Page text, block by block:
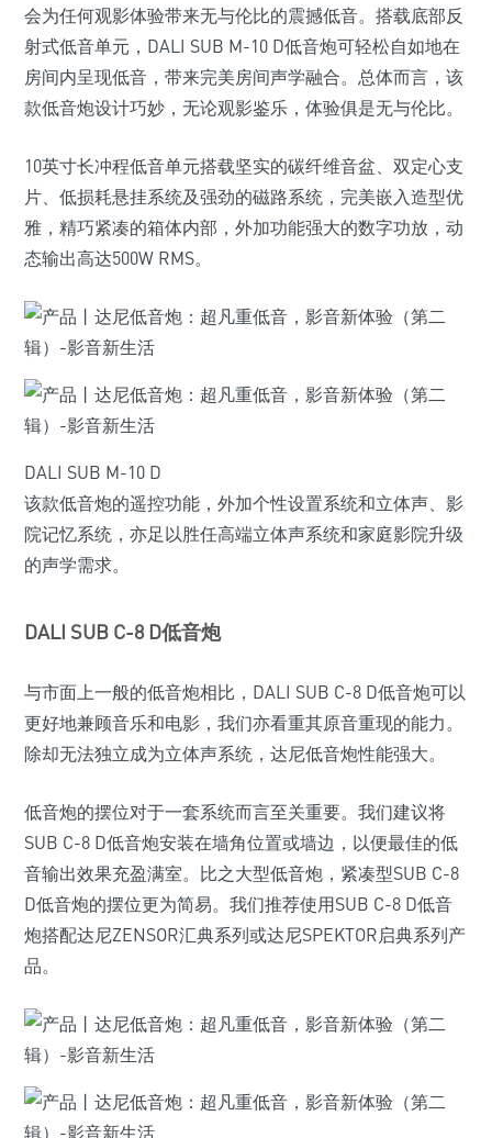
会为任何观影体验带来无与伦比的震撼低音。搭载底部反
射式低音单元，DALI SUB M-10 D低音炮可轻松自如地在
房间内呈现低音，带来完美房间声学融合。总体而言，该
款低音炮设计巧妙，无论观影鉴乐，体验俱是无与伦比。
10英寸长冲程低音单元搭载坚实的碳纤维音盆、双定心支
片、低损耗悬挂系统及强劲的磁路系统，完美嵌入造型优
雅，精巧紧凑的箱体内部，外加功能强大的数字功放，动
态输出高达500W RMS。
DALI SUB M-10 D
该款低音炮的遥控功能，外加个性设置系统和立体声、影
院记忆系统，亦足以胜任高端立体声系统和家庭影院升级
的声学需求。
DALI SUB C-8 D低音炮
与市面上一般的低音炮相比，DALI SUB C-8 D低音炮可以
更好地兼顾音乐和电影，我们亦看重其原音重现的能力。
除却无法独立成为立体声系统，达尼低音炮性能强大。
低音炮的摆位对于一套系统而言至关重要。我们建议将
SUB C-8 D低音炮安装在墙角位置或墙边，以便最佳的低
音输出效果充盈满室。比之大型低音炮，紧凑型SUB C-8
D低音炮的摆位更为简易。我们推荐使用SUB C-8 D低音
炮搭配达尼ZENSOR汇典系列或达尼SPEKTOR启典系列产
品。